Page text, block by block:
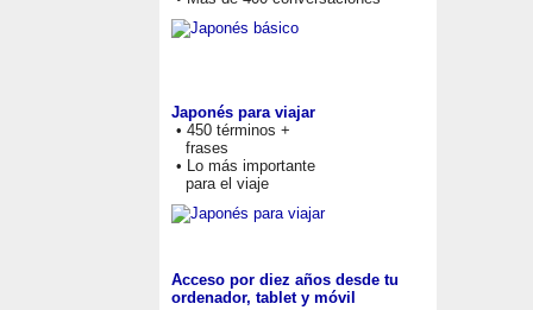
Japonés para viajar
• 450 términos +
frases
• Lo más importante
para el viaje
Acceso por diez años desde tu
ordenador, tablet y móvil